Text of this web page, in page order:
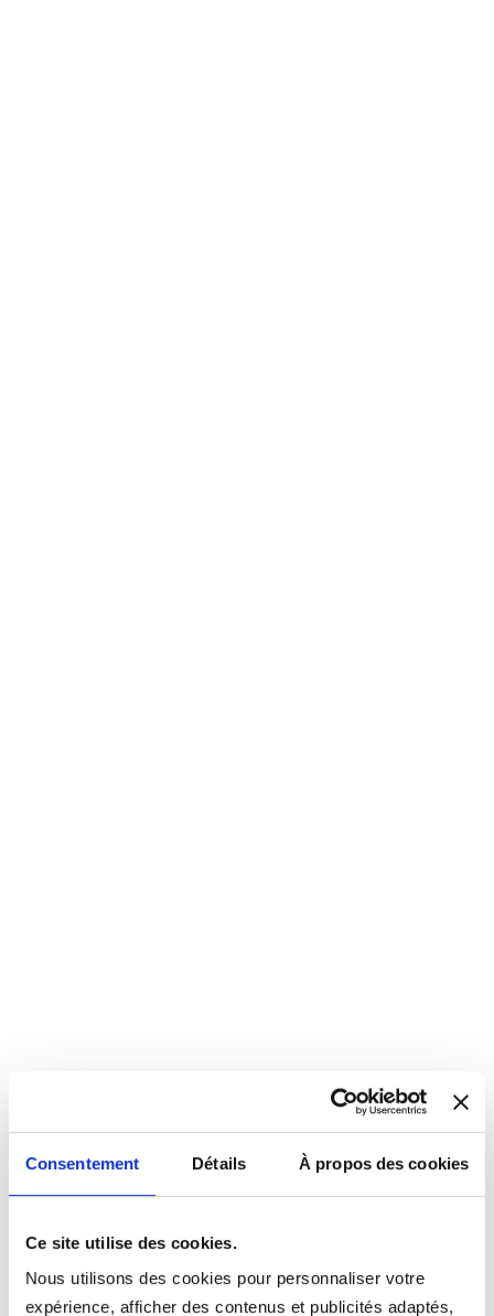
Consentement Détails À propos des cookies
Ce site utilise des cookies.
Nous utilisons des cookies pour personnaliser votre
expérience, afficher des contenus et publicités adaptés,